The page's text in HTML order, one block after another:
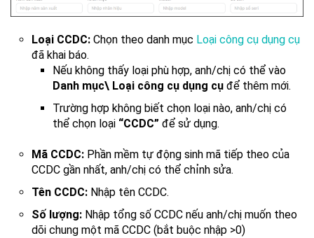
Loại CCDC: Chọn theo danh mục Loại công cụ dụng cụ
đã khai báo.
Nếu không thấy loại phù hợp, anh/chị có thể vào
Danh mục\ Loại công cụ dụng cụ để thêm mới.
Trường hợp không biết chọn loại nào, anh/chị có
thể chọn loại “CCDC” để sử dụng.
Mã CCDC: Phần mềm tự động sinh mã tiếp theo của
CCDC gần nhất, anh/chị có thể chỉnh sửa.
Tên CCDC: Nhập tên CCDC.
Số lượng: Nhập tổng số CCDC nếu anh/chị muốn theo
dõi chung một mã CCDC (bắt buộc nhập >0)